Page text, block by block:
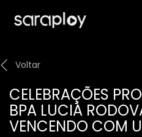
Voltar
CELEBRAÇÕES
BPA LUCIA
VENCENDO COM